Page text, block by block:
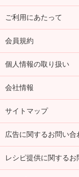
ご利用にあたって
会員規約
個人情報の取り扱い
会社情報
サイトマップ
広告に関するお問い合
レシピ提供に関するお